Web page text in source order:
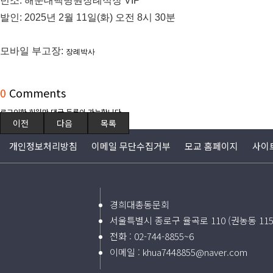
발인: 2025년 2월 11일(화) 오전 8시 30분
모바일 부고장: 장례박사
0 Comments
로그인한 회원만 댓글 등록이 가능합니다.
이전 다음 목록
개인정보처리방침 이메일 무단수집거부 모교 홈페이지 사이
경희대총동문회
서울특별시 종로구 율곡로 110 (권농동
전화 : 02-744-8855~6
이메일 : khua7448855@naver.com